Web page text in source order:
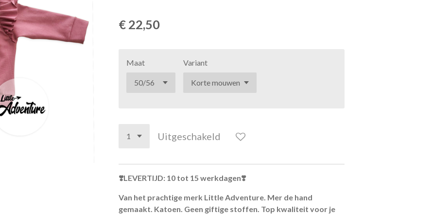
€ 22,50
Maat Variant
Uitgeschakeld
❣️LEVERTIJD: 10 tot 15 werkdagen❣️
Van het prachtige merk Little Adventure. Mer de hand
gemaakt. Katoen. Geen giftige stoffen. Top kwaliteit voor je